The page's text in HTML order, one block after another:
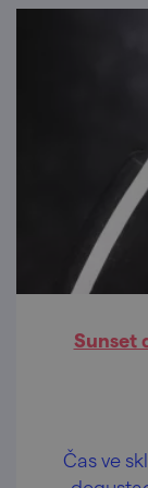
Sunset
Čas ve